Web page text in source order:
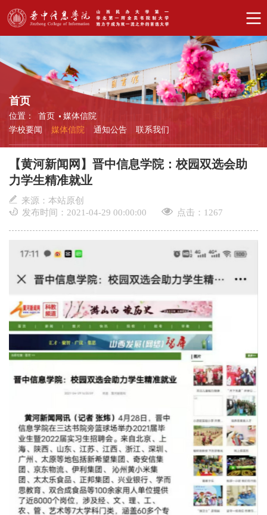
首页
位置： 首页
媒体信院
学校要闻
媒体信院 通知公告 联系我们
【黄河新闻网】晋中信息学院：校园双选会助
力学生精准就业
来源：本站原创
发布时间：2021-04-29 00:00:00
点击： 1267